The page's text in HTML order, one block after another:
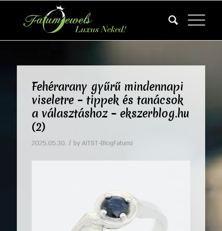
Fehérarany gyűrű mindennapi
viseletre – tippek és tanácsok
a választáshoz – ekszerblog.hu
(2)
2025.05.30. / by AITST-BlogFatumJ